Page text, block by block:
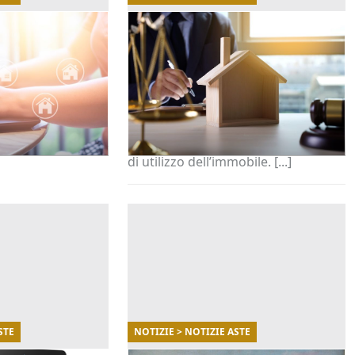
per
all’acquisto in
02/04/2026
Comprare una casa all’asta
occupata: conviene davvero?
Comprendere la natura
dell’occupazione è fondamentale
per valutare correttamente
l’investimento e pianificare i tempi
di utilizzo dell’immobile. [...]
NOTIZIE > NOTIZIE ASTE